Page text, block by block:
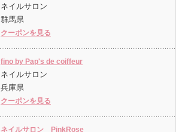
ネイルサロン
群馬県
クーポンを見る
fino by Pap's de coiffeur
ネイルサロン
兵庫県
クーポンを見る
ネイルサロン PinkRose